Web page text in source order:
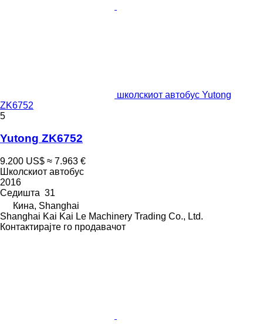
школскиот автобус Yutong
ZK6752
5
Yutong ZK6752
9.200 US$ ≈ 7.963 €
Школскиот автобус
2016
Седишта 31
Кина, Shanghai
Shanghai Kai Kai Le Machinery Trading Co., Ltd.
Контактирајте го продавачот